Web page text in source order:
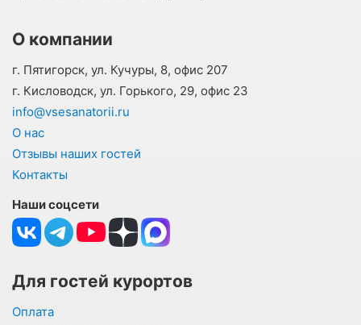
О компании
г. Пятигорск, ул. Кучуры, 8, офис 207
г. Кисловодск, ул. Горького, 29, офис 23
info@vsesanatorii.ru
О нас
Отзывы наших гостей
Контакты
Наши соцсети
Для гостей курортов
Оплата